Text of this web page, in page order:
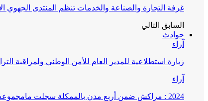
غرفة التجارة والصناعة والخدمات تنظم المنتدى
السابق التالي
حوادث
آراء
زيارة استطلاعية للمدير العام للأمن الوطني ولمراقبة
آراء
2024 : مراكش ضمن أربع مدن بالممكلة سجلت مامجموعه 656 قضية تتعلق بغسيل الأموال